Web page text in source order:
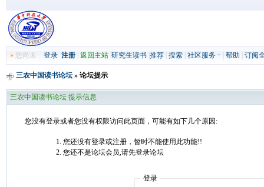
»您尚未 登录 注册| 返回主站| 研究生读书| 推荐| 搜索| 社区服务 帮助 订阅
三农中国读书论坛» 论坛提示
三农中国读书论坛 提示信息
您没有登录或者您没有权限访问此页面，可能有如下几个原因:
您还没有登录或注册，暂时不能使用此功能!!
您还不是论坛会员,请先登录论坛
登录